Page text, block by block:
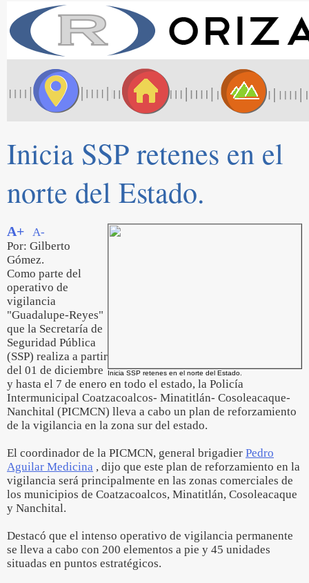
Inicia SSP retenes en el
norte del Estado.
Inicia SSP retenes en el norte del Estado.
A+
A-
Por: Gilberto
Gómez.
Como parte del
operativo de
vigilancia
"Guadalupe-Reyes"
que la Secretaría de
Seguridad Pública
(SSP) realiza a partir
del 01 de diciembre
y hasta el 7 de enero en todo el estado, la Policía
Intermunicipal Coatzacoalcos- Minatitlán- Cosoleacaque-
Nanchital (PICMCN) lleva a cabo un plan de reforzamiento
de la vigilancia en la zona sur del estado.
El coordinador de la PICMCN, general brigadier Pedro
Aguilar Medicina , dijo que este plan de reforzamiento en la
vigilancia será principalmente en las zonas comerciales de
los municipios de Coatzacoalcos, Minatitlán, Cosoleacaque
y Nanchital.
Destacó que el intenso operativo de vigilancia permanente
se lleva a cabo con 200 elementos a pie y 45 unidades
situadas en puntos estratégicos.